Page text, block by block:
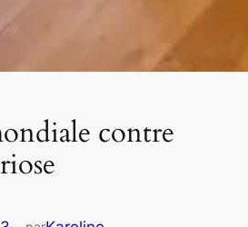
contre